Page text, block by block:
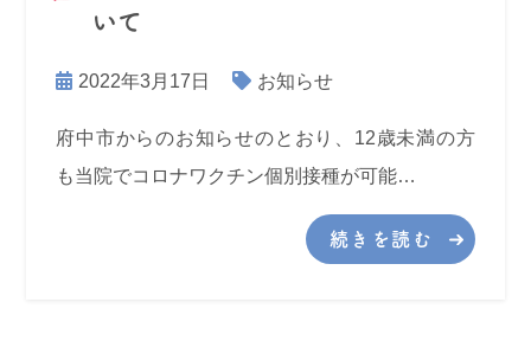
いて
2022年3月17日 お知らせ
府中市からのお知らせのとおり、12歳未満の方
も当院でコロナワクチン個別接種が可能…
続きを読む